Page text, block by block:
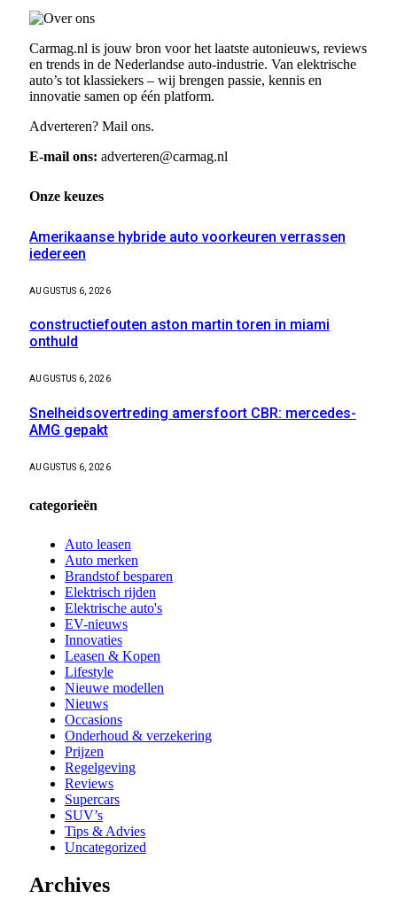
Carmag.nl is jouw bron voor het laatste autonieuws, reviews
en trends in de Nederlandse auto-industrie. Van elektrische
auto’s tot klassiekers – wij brengen passie, kennis en
innovatie samen op één platform.
Adverteren? Mail ons.
E-mail ons: adverteren@carmag.nl
Onze keuzes
Amerikaanse hybride auto voorkeuren verrassen
iedereen
AUGUSTUS 6, 2026
constructiefouten aston martin toren in miami
onthuld
AUGUSTUS 6, 2026
Snelheidsovertreding amersfoort CBR: mercedes-
AMG gepakt
AUGUSTUS 6, 2026
categorieën
Auto leasen
Auto merken
Brandstof besparen
Elektrisch rijden
Elektrische auto's
EV-nieuws
Innovaties
Leasen & Kopen
Lifestyle
Nieuwe modellen
Nieuws
Occasions
Onderhoud & verzekering
Prijzen
Regelgeving
Reviews
Supercars
SUV’s
Tips & Advies
Uncategorized
Archives